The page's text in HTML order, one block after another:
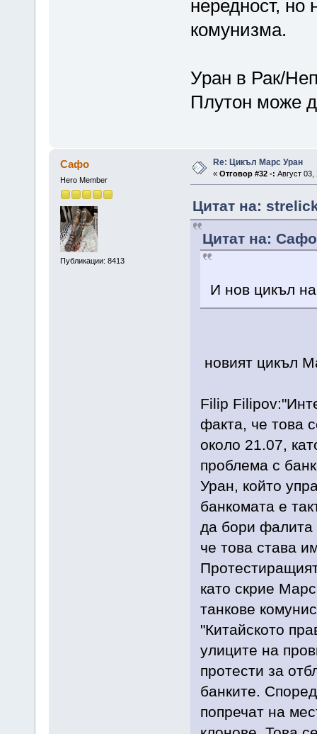
нередност,
комунизма.
Уран в Рак/
Плутон може
Сафо
Hero Member
Публикации: 8413
Re: Цикъл Марс Уран
« Отговор #32 -: Август
Цитат на:
Цитат на:
И нов цикъл
новият цикъл
Filip
факта, че това
около 21.07,
проблема с
Уран, който
банкомата е
да бори фалита
че това става
като скрие
танкове
"Китайското
улиците на
протести за
банките.
попречат на